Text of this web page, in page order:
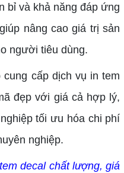
bỉ và khả năng đáp ứng
nâng cao giá trị sản
người tiêu dùng.
cấp dịch vụ in tem
đẹp với giá cả hợp lý,
tối ưu hóa chi phí
nghiệp.
decal chất lượng, giá